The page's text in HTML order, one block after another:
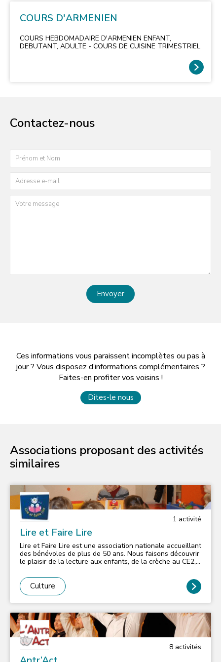
COURS D'ARMENIEN
COURS HEBDOMADAIRE D'ARMENIEN ENFANT,
DEBUTANT, ADULTE - COURS DE CUISINE TRIMESTRIEL
Contactez-nous
Envoyer
Ces informations vous paraissent incomplètes ou pas à
jour ? Vous disposez d’informations complémentaires ?
Faites-en profiter vos voisins !
Dites-le nous
Associations proposant des activités
similaires
1 activité
Lire et Faire Lire
Lire et Faire Lire est une association nationale accueillant
des bénévoles de plus de 50 ans. Nous faisons découvrir
le plaisir de la lecture aux enfants, de la crèche au CE2,
n'est pas le soutien scolaire, mais une démarche axée
sur le plaisir de la lecture. Les bénévoles, recrutés et
formés par LFL 92, se rendent 1 fois par semaine dans
les crèches et écoles d’Issy-les Moulineaux (près de leur
à haute voix, à des petits groupes d’enfants. N'hésitez
pas à nous contacter si vous aussi vous souhaitez lire
dans les écoles, vous avez 50 ans ou plus et vous êtes
disponible 1 heure chaque semaine durant le temps
scolaire !
Culture
8 activités